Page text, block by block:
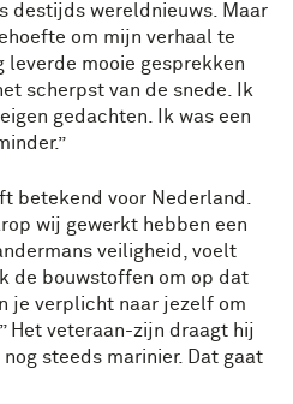
destijds wereldnieuws. Maar
om mijn verhaal te
leverde mooie gesprekken
scherpst van de snede. Ik
gedachten. Ik was een
betekend voor Nederland.
wij gewerkt hebben een
veiligheid, voelt
de bouwstoffen om op dat
je verplicht naar jezelf om
Het veteraan-zijn draagt hij
steeds marinier. Dat gaat